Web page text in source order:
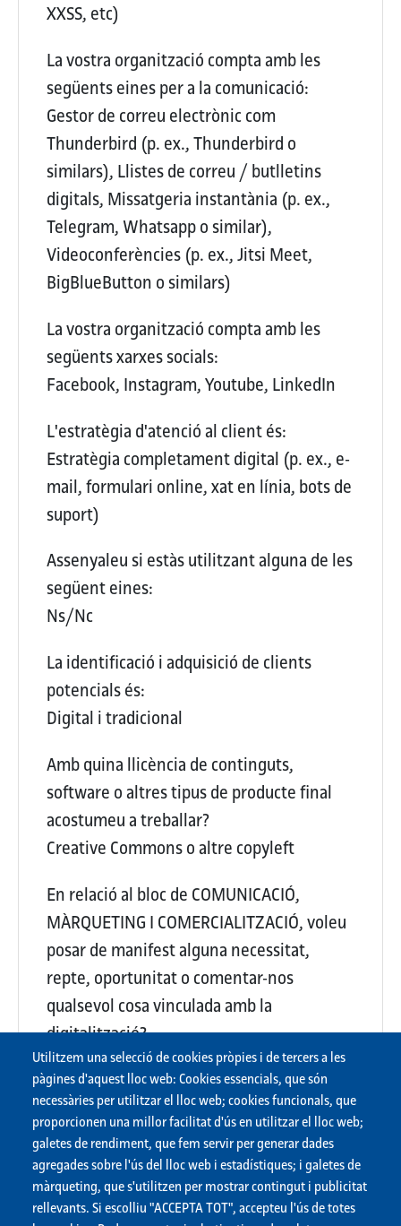
XXSS, etc)
La vostra organització compta amb les
següents eines per a la comunicació:
Gestor de correu electrònic com
Thunderbird (p. ex., Thunderbird o
similars), Llistes de correu / butlletins
digitals, Missatgeria instantània (p. ex.,
Telegram, Whatsapp o similar),
Videoconferències (p. ex., Jitsi Meet,
BigBlueButton o similars)
La vostra organització compta amb les
següents xarxes socials:
Facebook, Instagram, Youtube, LinkedIn
L'estratègia d'atenció al client és:
Estratègia completament digital (p. ex., e-
mail, formulari online, xat en línia, bots de
suport)
Assenyaleu si estàs utilitzant alguna de les
següent eines:
Ns/Nc
La identificació i adquisició de clients
potencials és:
Digital i tradicional
Amb quina llicència de continguts,
software o altres tipus de producte final
acostumeu a treballar?
Creative Commons o altre copyleft
En relació al bloc de COMUNICACIÓ,
MÀRQUETING I COMERCIALITZACIÓ, voleu
posar de manifest alguna necessitat,
repte, oportunitat o comentar-nos
qualsevol cosa vinculada amb la
digitalització?
{Buit}
Descarregar les respostes en PDF
Utilitzem una selecció de cookies pròpies i de tercers a les
pàgines d'aquest lloc web: Cookies essencials, que són
necessàries per utilitzar el lloc web; cookies funcionals, que
proporcionen una millor facilitat d'ús en utilitzar el lloc web;
galetes de rendiment, que fem servir per generar dades
agregades sobre l'ús del lloc web i estadístiques; i galetes de
màrqueting, que s'utilitzen per mostrar contingut i publicitat
rellevants. Si escolliu "ACCEPTA TOT", accepteu l'ús de totes